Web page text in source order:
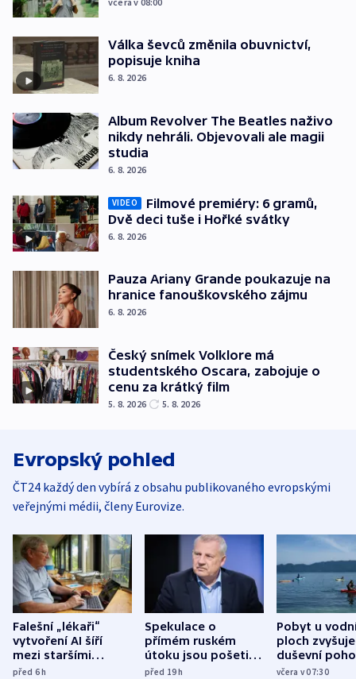
Válka ševců změnila obuvnictví,
popisuje kniha
6. 8. 2026
Album Revolver The Beatles naživo
nikdy nehráli. Objevovali ale magii
studia
6. 8. 2026
VIDEO
Filmové premiéry: 6 gramů,
Dvě deci tuše i Hořké svátky
6. 8. 2026
Pauza Ariany Grande poukazuje na
hranice fanouškovského zájmu
6. 8. 2026
Český snímek Volklore má
studentského Oscara, zabojuje o
cenu za krátký film
5. 8. 2026 5. 8. 2026
Evropský pohled
ČT24 každý den vybírá z obsahu publikovaného evropskými
veřejnými médii, členy Eurovize.
Falešní „lékaři“
vytvoření AI šíří
mezi staršími
Poláky nebezpečné
před 6h
Spekulace o
přímém ruském
útoku jsou pošetilé,
míní estonský
před 19h
Pobyt u
ploch zvyšuje
duševní
ukázala
včera v 07:30